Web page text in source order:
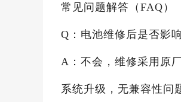
常见问题解答（FAQ）
Q：电池维修后是否影
A：不会，维修采用原
系统升级，无兼容性问